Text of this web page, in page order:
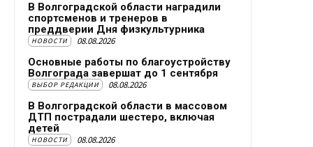
В Волгоградской области наградили
спортсменов и тренеров в
преддверии Дня физкультурника
НОВОСТИ 08.08.2026
Основные работы по благоустройству
Волгограда завершат до 1 сентября
ВЫБОР РЕДАКЦИИ 08.08.2026
В Волгоградской области в массовом
ДТП пострадали шестеро, включая
детей
НОВОСТИ 08.08.2026